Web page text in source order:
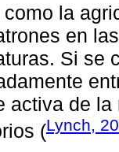
la
en
Si se
activa de
(Lynch,